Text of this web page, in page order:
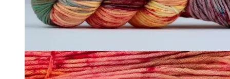
superwash 20% нейлон
↘ Sock, 75% Меринос 25% Нейлон,
300м/100г
↘ Cleo 50% шелк 50% меринос
600м/100гНовинка!
↘ Бурет, 100% буретный шелк,